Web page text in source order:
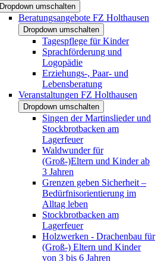
Dropdown umschalten
Beratungsangebote FZ Holthausen
Dropdown umschalten
Tagespflege für Kinder
Sprachförderung und
Logopädie
Erziehungs-, Paar- und
Lebensberatung
Veranstaltungen FZ Holthausen
Dropdown umschalten
Singen der Martinslieder und
Stockbrotbacken am
Lagerfeuer
Waldwunder für
(Groß-)Eltern und Kinder ab
3 Jahren
Grenzen geben Sicherheit –
Bedürfnisorientierung im
Alltag leben
Stockbrotbacken am
Lagerfeuer
Holzwerken - Drachenbau für
(Groß-) Eltern und Kinder
von 3 bis 6 Jahren